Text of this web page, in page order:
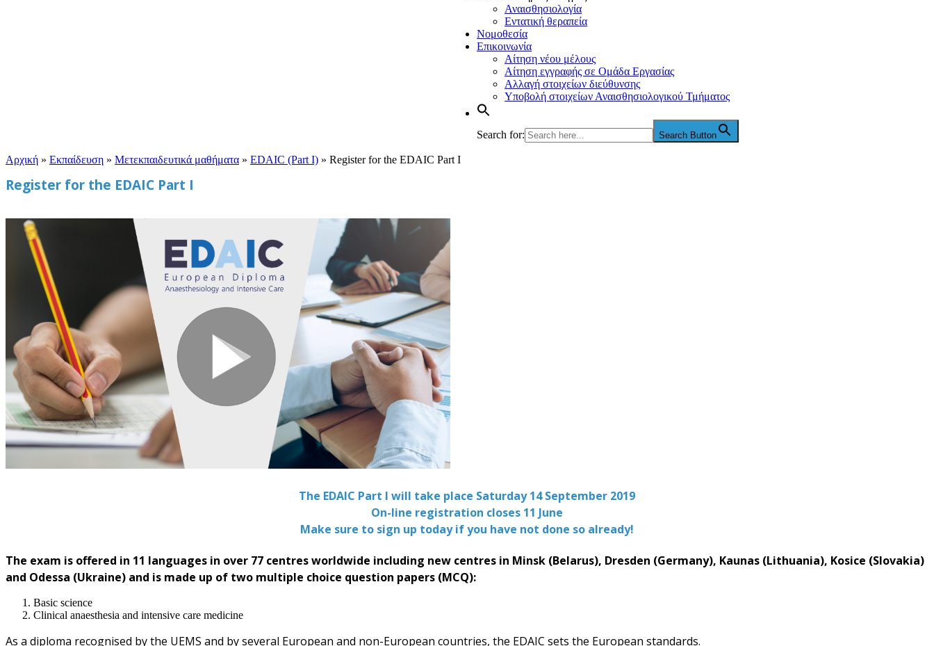
Αναισθησιολογία
Εντατική θεραπεία
Νομοθεσία
Επικοινωνία
Αίτηση νέου μέλους
Αίτηση εγγραφής σε Ομάδα Εργασίας
Αλλαγή στοιχείων διεύθυνσης
Υποβολή στοιχείων Αναισθησιολογικού Τμήματος
Search for: Search Button
Αρχική » Εκπαίδευση » Μετεκπαιδευτικά μαθήματα » EDAIC (Part I) » Register for the EDAIC Part I
Register for the EDAIC Part I
The EDAIC Part I will take place Saturday 14 September 2019
On-line registration closes 11 June
Make sure to sign up today if you have not done so already!
The exam is offered in 11 languages in over 77 centres worldwide including new centres in Minsk (Belarus), Dresden (Germany), Kaunas (Lithuania), Kosice (Slovakia)
and Odessa (Ukraine) and is made up of two multiple choice question papers (MCQ):
Basic science
Clinical anaesthesia and intensive care medicine
As a diploma recognised by the UEMS and by several European and non-European countries, the EDAIC sets the European standards.